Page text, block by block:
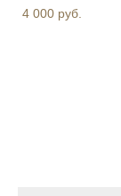
4 000 pуб.